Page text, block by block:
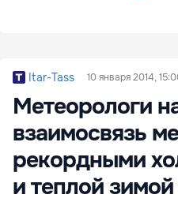
Itar-Tass 10 января 2014,
Метеорологи
взаимосвязь
рекордными
и теплой